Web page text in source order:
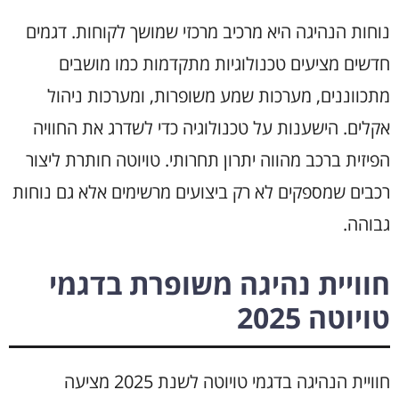
נוחות הנהיגה היא מרכיב מרכזי שמושך לקוחות. דגמים
חדשים מציעים טכנולוגיות מתקדמות כמו מושבים
מתכווננים, מערכות שמע משופרות, ומערכות ניהול
אקלים. הישענות על טכנולוגיה כדי לשדרג את החוויה
הפיזית ברכב מהווה יתרון תחרותי. טויוטה חותרת ליצור
רכבים שמספקים לא רק ביצועים מרשימים אלא גם נוחות
גבוהה.
חוויית נהיגה משופרת בדגמי
טויוטה 2025
חוויית הנהיגה בדגמי טויוטה לשנת 2025 מציעה